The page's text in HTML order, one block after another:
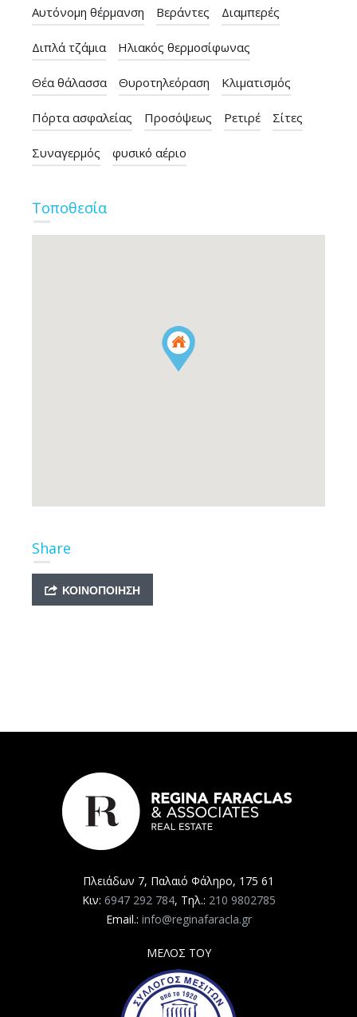
Αυτόνομη θέρμανση Βεράντες Διαμπερές
Διπλά τζάμια Ηλιακός θερμοσίφωνας
Θέα θάλασσα Θυροτηλεόραση Κλιματισμός
Πόρτα ασφαλείας Προσόψεως Ρετιρέ Σίτες
Συναγερμός φυσικό αέριο
Τοποθεσία
Share
ΚΟΙΝΟΠΟΊΗΣΗ
Πλειάδων 7, Παλαιό Φάληρο, 175 61
Κιν: 6947 292 784, Τηλ.: 210 9802785
Email.: info@reginafaracla.gr
ΜΕΛΟΣ ΤΟΥ